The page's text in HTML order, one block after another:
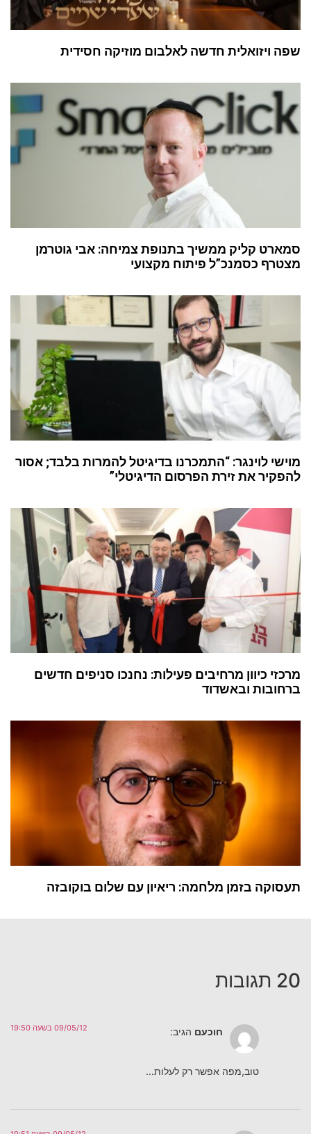
שפה ויזואלית חדשה לאלבום מוזיקה חסידית
סמארט קליק ממשיך בתנופת צמיחה: אבי גוטרמן
מצטרף כסמנכ”ל פיתוח מקצועי
מוישי לוינגר: “התמכרנו בדיגיטל להמרות בלבד; אסור
להפקיר את זירת הפרסום הדיגיטלי”
מרכזי כיוון מרחיבים פעילות: נחנכו סניפים חדשים
ברחובות ובאשדוד
תעסוקה בזמן מלחמה: ריאיון עם שלום בוקובזה
20 תגובות
חוכעם הגיב: 09/05/12 בשעה 19:50
טוב,מפה אפשר רק לעלות…